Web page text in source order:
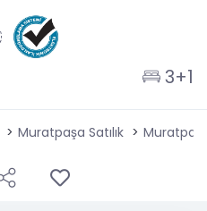
3+1
Muratpaşa Satılık Muratpaşa